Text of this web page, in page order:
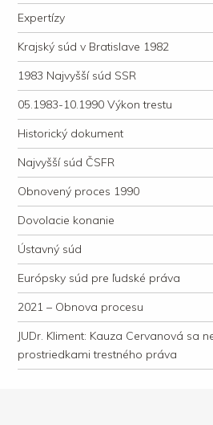
Expertízy
Krajský súd v Bratislave 1982
1983 Najvyšší súd SSR
05.1983-10.1990 Výkon trestu
Historický dokument
Najvyšší súd ČSFR
Obnovený proces 1990
Dovolacie konanie
Ústavný súd
Európsky súd pre ľudské práva
2021 – Obnova procesu
JUDr. Kliment: Kauza Cervanová sa
prostriedkami trestného práva